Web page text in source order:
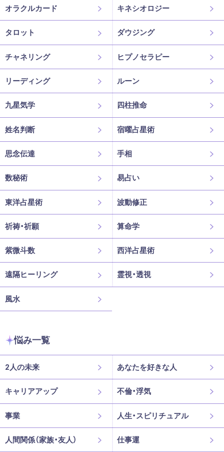
オラクルカード キネシオロジー
タロット ダウジング
チャネリング ヒプノセラピー
リーディング ルーン
九星気学 四柱推命
姓名判断 宿曜占星術
思念伝達 手相
数秘術 易占い
東洋占星術 波動修正
祈祷・祈願 算命学
紫微斗数 西洋占星術
遠隔ヒーリング 霊視・透視
風水
悩み一覧
2人の未来 あなたを好きな人
キャリアアップ 不倫・浮気
事業 人生・スピリチュアル
人間関係（家族・友人） 仕事運